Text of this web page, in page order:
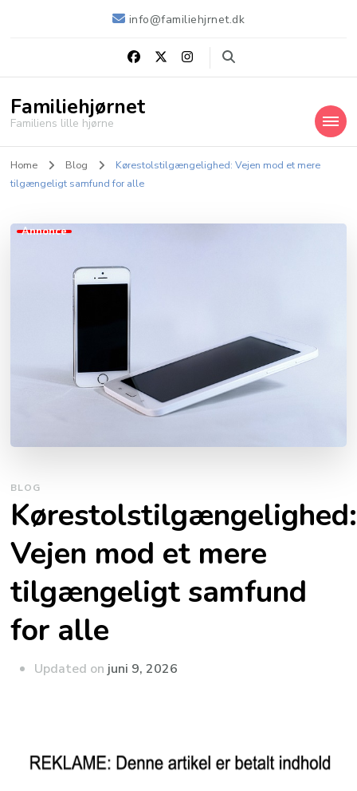
info@familiehjrnet.dk
Familiehjørnet
Familiens lille hjørne
Home Blog
Kørestolstilgængelighed: Vejen mod et mere
tilgængeligt samfund for alle
Annonce
BLOG
Kørestolstilgængelighed:
Vejen mod et mere
tilgængeligt samfund
for alle
Updated on juni 9, 2026